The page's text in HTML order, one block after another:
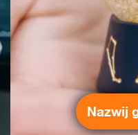
Nazwij